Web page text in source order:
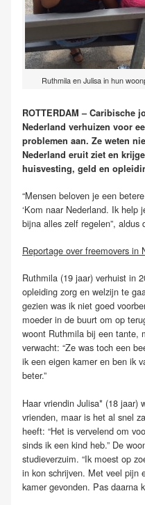
Ruthmila en Julisa in hun
ROTTERDAM – Caribische
Nederland verhuizen voor
problemen aan. Ze weten
Nederland eruit ziet en
huisvesting, geld en
“Mensen beloven je een
‘Kom naar Nederland. Ik help
bijna alles zelf regelen”, aldus
Reportage over freemovers in
Ruthmila (19 jaar) verhuist in
opleiding zorg en welzijn te
gezien was ik niet goed
moeder in de buurt om op
woont Ruthmila bij een tante,
verwacht: “Ze was toch een
ik een eigen kamer en ben ik
beter.”
Haar vriendin Julisa* (18 jaar)
vrienden, maar is het al snel
heeft: “Het is vervelend om
sinds ik een kind heb.” De
studieverzuim. “Ik moest op
in kon schrijven. Met veel pijn
kamer gevonden. Pas daarna